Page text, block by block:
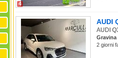
4
AUDI
AUDI
Gravina
2 giorni